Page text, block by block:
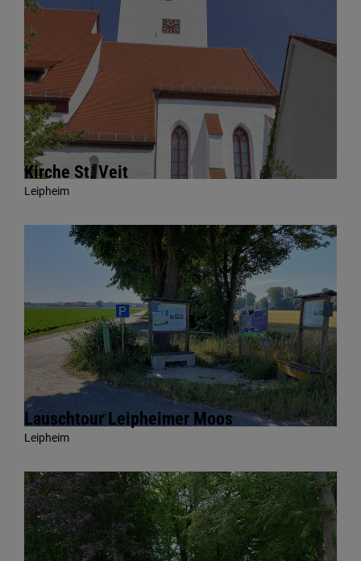
Kirche St. Veit
Leipheim
Lauschtour Leipheimer Moos
Leipheim